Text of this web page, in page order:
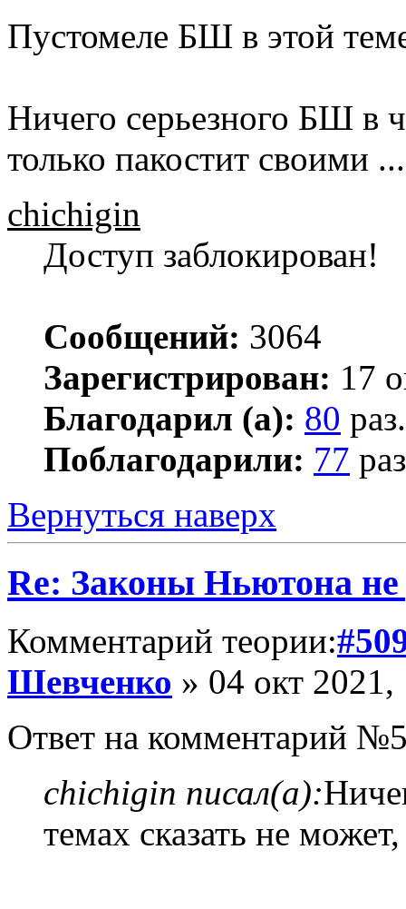
Пустомеле БШ в этой
Ничего серьезного БШ в
только пакостит своими ...
chichigin
Доступ заблокирован!
Сообщений: 3064
Зарегистрирован: 17
Благодарил (а): 80 раз.
Поблагодарили: 77
Вернуться наверх
Re: Законы Ньютона не
Комментарий теории:
Шевченко » 04 окт 2021,
Ответ на комментарий
chichigin писал(а):
темах сказать не